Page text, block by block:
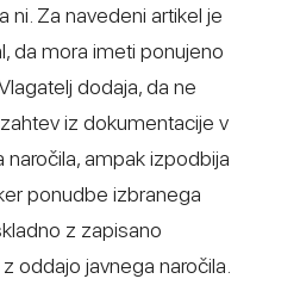
ni. Za navedeni artikel je
da mora imeti ponujeno
dodaja, da ne
iz dokumentacije v
ampak izpodbija
ponudbe izbranega
z zapisano
oddajo javnega naročila.